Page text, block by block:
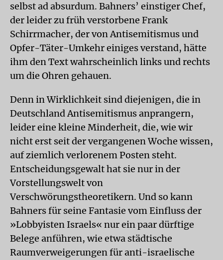
selbst ad absurdum. Bahners’ einstiger Chef,
der leider zu früh verstorbene Frank
Schirrmacher, der von Antisemitismus und
Opfer-Täter-Umkehr einiges verstand, hätte
ihm den Text wahrscheinlich links und rechts
um die Ohren gehauen.
Denn in Wirklichkeit sind diejenigen, die in
Deutschland Antisemitismus anprangern,
leider eine kleine Minderheit, die, wie wir
nicht erst seit der vergangenen Woche wissen,
auf ziemlich verlorenem Posten steht.
Entscheidungsgewalt hat sie nur in der
Vorstellungswelt von
Verschwörungstheoretikern. Und so kann
Bahners für seine Fantasie vom Einfluss der
»Lobbyisten Israels« nur ein paar dürftige
Belege anführen, wie etwa städtische
Raumverweigerungen für anti-israelische